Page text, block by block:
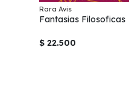
Rara Avis
Fantasias Filosoficas
$ 22.500